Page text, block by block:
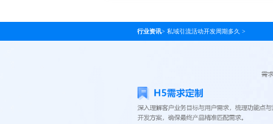
行业资讯> 私域引流活动开发周期多久 >